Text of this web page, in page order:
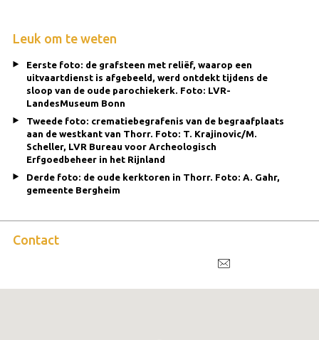
Leuk om te weten
Eerste foto: de grafsteen met reliëf, waarop een
uitvaartdienst is afgebeeld, werd ontdekt tijdens de
sloop van de oude parochiekerk. Foto: LVR-
LandesMuseum Bonn
Tweede foto: crematiebegrafenis van de begraafplaats
aan de westkant van Thorr. Foto: T. Krajinovic/M.
Scheller, LVR Bureau voor Archeologisch
Erfgoedbeheer in het Rijnland
Derde foto: de oude kerktoren in Thorr. Foto: A. Gahr,
gemeente Bergheim
Contact